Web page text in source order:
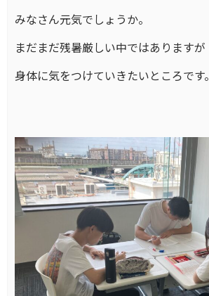
みなさん元気でしょうか。
まだまだ残暑厳しい中ではありますが
身体に気をつけていきたいところです。